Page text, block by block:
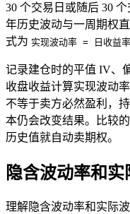
30 个交易日或随后 30
年历史波动与一周期权
式为 实现波动率 = 日收益
记录建仓时的平值 IV、
收盘收益计算实现波动
不等于卖方必然盈利，
本仍会改变结果。比较
历史值就自动卖期权。
隐含波动率和实
理解隐含波动率和实际